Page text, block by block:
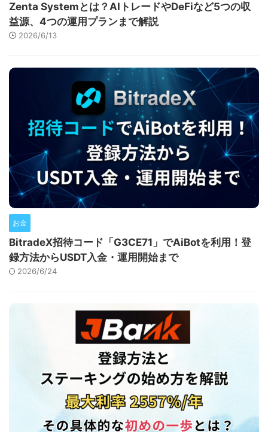
Zenta Systemとは？AIトレードやDeFiなど5つの収
益源、4つの運用プランまで解説
2026/6/13
お金
BitradeX招待コード「G3CE71」でAiBotを利用！登
録方法からUSDT入金・運用開始まで
2026/6/24